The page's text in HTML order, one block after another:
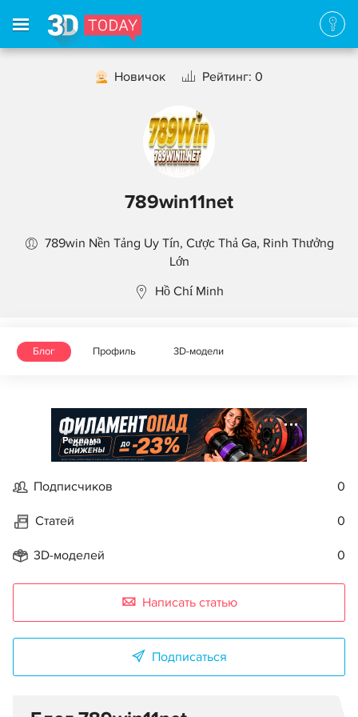
Новичок Рейтинг: 0
789win11net
789win Nền Tảng Uy Tín, Cược Thả Ga, Rinh Thưởng
Lớn
Hồ Chí Minh
Блог Профиль 3D-модели
Реклама
Подписчиков 0
Статей 0
3D-моделей 0
Написать статью
Подписаться